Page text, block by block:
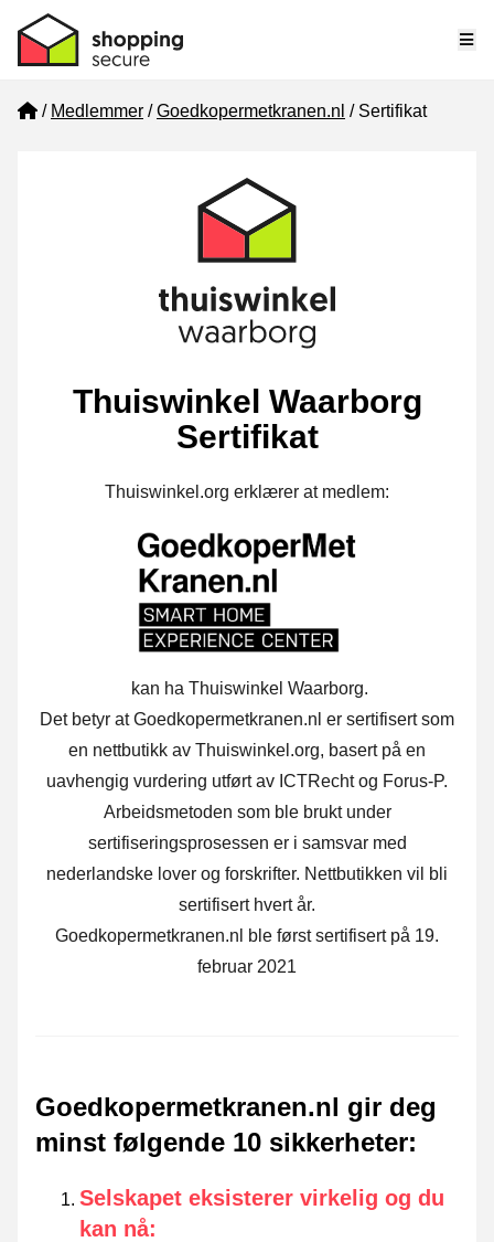
Home
Medlemmer Goedkopermetkranen.nl Sertifikat
Thuiswinkel Waarborg
Sertifikat
Thuiswinkel.org erklærer at medlem:
kan ha Thuiswinkel Waarborg.
Det betyr at Goedkopermetkranen.nl er sertifisert som
en nettbutikk av Thuiswinkel.org, basert på en
uavhengig vurdering utført av ICTRecht og Forus-P.
Arbeidsmetoden som ble brukt under
sertifiseringsprosessen er i samsvar med
nederlandske lover og forskrifter. Nettbutikken vil bli
sertifisert hvert år.
Goedkopermetkranen.nl ble først sertifisert på 19.
februar 2021
Goedkopermetkranen.nl gir deg
minst følgende 10 sikkerheter:
Selskapet eksisterer virkelig og du
kan nå: